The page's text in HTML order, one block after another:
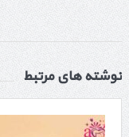
نوشته های مرتبط